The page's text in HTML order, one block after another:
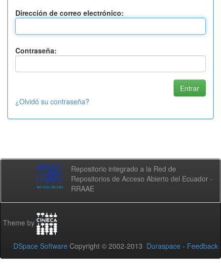
Dirección de correo electrónico:
Contraseña:
¿Olvidó su contraseña?
Repositorio integrado a la Red de
Repositorios de Acceso Abierto del Ecuador -
RRAAE
Theme by
DSpace Software Copyright © 2002-2013 Duraspace - Feedback